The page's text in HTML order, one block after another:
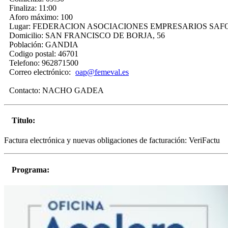
Finaliza: 11:00
Aforo máximo: 100
Lugar: FEDERACION ASOCIACIONES EMPRESARIOS
Domicilio: SAN FRANCISCO DE BORJA, 56
Población: GANDIA
Codigo postal: 46701
Telefono: 962871500
Correo electrónico: oap@femeval.es
Contacto: NACHO GADEA
Titulo:
Factura electrónica y nuevas obligaciones de facturación: VeriFactu
Programa: